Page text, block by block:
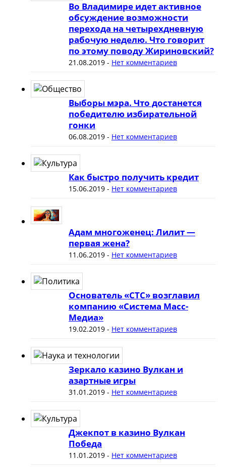
Во Владимире идет активное
обсуждение возможности
перехода на четырехдневную
рабочую неделю. Что говорит
по этому поводу Жириновский?
21.08.2019- Нет комментариев
Выборы мэра. Что достанется
победителю избирательной
гонки
06.08.2019- Нет комментариев
Как быстро получить кредит
15.06.2019- Нет комментариев
Адам многоженец: Лилит —
первая жена?
11.06.2019- Нет комментариев
Основатель «СТС» возглавил
компанию «Система Масс-
Медиа»
19.02.2019- Нет комментариев
Зеркало казино Вулкан и
азартные игры
31.01.2019- Нет комментариев
Джекпот в казино Вулкан
Победа
11.01.2019- Нет комментариев